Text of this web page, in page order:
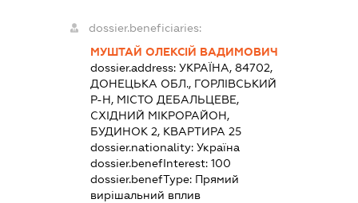
dossier.beneficiaries:
МУШТАЙ ОЛЕКСІЙ ВАДИМОВИЧ
dossier.address:УКРАЇНА, 84702,
ДОНЕЦЬКА ОБЛ., ГОРЛІВСЬКИЙ
Р-Н, МІСТО ДЕБАЛЬЦЕВЕ,
СХІДНИЙ МІКРОРАЙОН,
БУДИНОК 2, КВАРТИРА 25
dossier.nationality:Україна
dossier.benefInterest:100
dossier.benefType: Прямий
вирішальний вплив